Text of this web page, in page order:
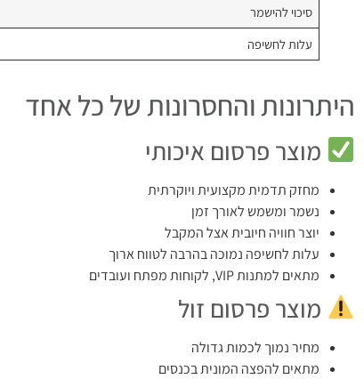
סיכוי להישמר
עלות לחשיפה
היתרונות והחסרונות של כל אחד
מוצר פרסום איכותי
מחזק תדמית מקצועית ויוקרתית
נשמר ומשמש לאורך זמן
יוצר חוויה חיובית אצל המקבל
עלות לחשיפה נמוכה בהרבה לטווח ארוך
מתאים למתנות VIP, לקוחות מפתח ועובדים
מוצר פרסום זול
מחיר נמוך לכמות גדולה
מתאים להפצה המונית בכנסים